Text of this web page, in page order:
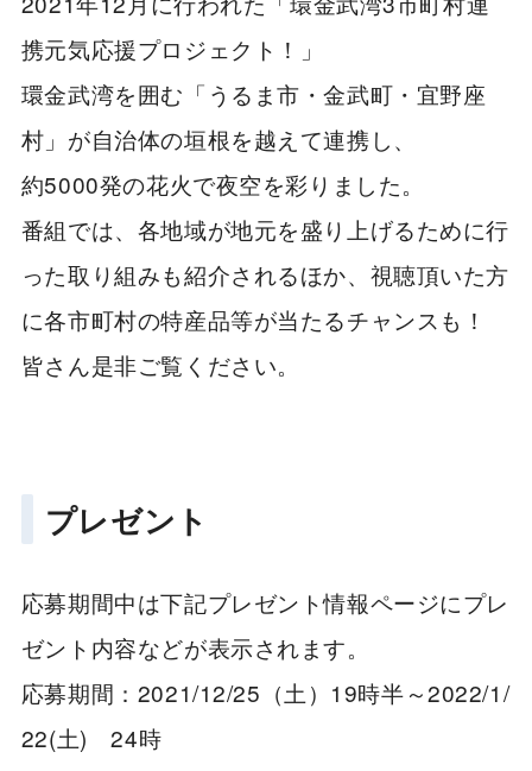
携元気応援プロジェクト！」
環金武湾を囲む「うるま市・金武町・宜野座
村」が自治体の垣根を越えて連携し、
約5000発の花火で夜空を彩りました。
番組では、各地域が地元を盛り上げるために行
った取り組みも紹介されるほか、視聴頂いた方
に各市町村の特産品等が当たるチャンスも！
皆さん是非ご覧ください。
プレゼント
応募期間中は下記プレゼント情報ページにプレ
ゼント内容などが表示されます。
応募期間：2021/12/25（土）19時半～2022/1/
22(土) 24時